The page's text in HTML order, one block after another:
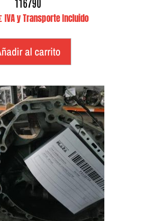
IVA y Transporte Incluido
al carrito